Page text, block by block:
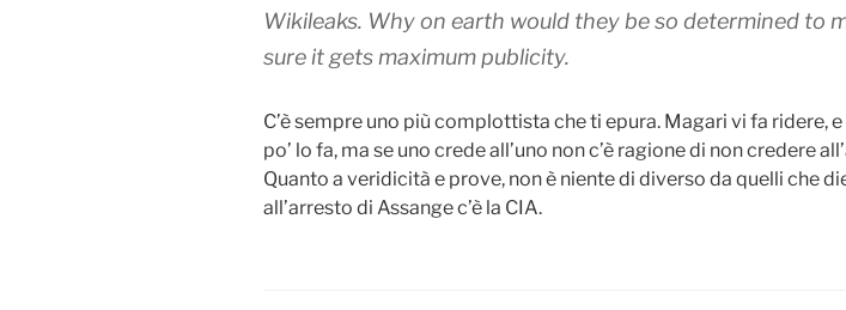
Wikileaks. Why on earth would they be so determined to
sure it gets maximum publicity.
C’è sempre uno più complottista che ti epura. Magari vi fa ridere, e
po’ lo fa, ma se uno crede all’uno non c’è ragione di non credere
Quanto a veridicità e prove, non è niente di diverso da quelli che
all’arresto di Assange c’è la CIA.